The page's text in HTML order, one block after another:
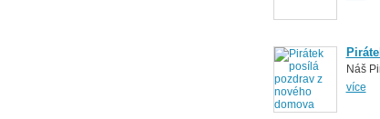
Náš
více